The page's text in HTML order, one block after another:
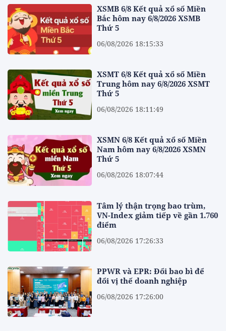
XSMB 6/8 Kết quả xổ số Miền
Bắc hôm nay 6/8/2026 XSMB
Thứ 5
06/08/2026 18:15:33
XSMT 6/8 Kết quả xổ số Miền
Trung hôm nay 6/8/2026 XSMT
Thứ 5
06/08/2026 18:11:49
XSMN 6/8 Kết quả xổ số Miền
Nam hôm nay 6/8/2026 XSMN
Thứ 5
06/08/2026 18:07:44
Tâm lý thận trọng bao trùm,
VN-Index giảm tiếp về gần 1.760
điểm
06/08/2026 17:26:33
PPWR và EPR: Đổi bao bì để
đổi vị thế doanh nghiệp
06/08/2026 17:26:00